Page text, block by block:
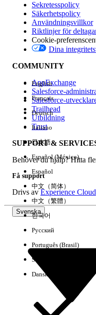
Version
Händelse
Sekretesspolicy
Säkerhetspolicy
Användningsvillkor
Riktlinjer för
Cookie-
Dina
COMMUNITY
AppExchange
Salesforce-
Salesforce-
Trailhead
Utbildning
Trust
SUPPORT &
Behöver du hjälp? Hitta
Få support
Drivs avExperience Cloud
Svenska
English
Français
Deutsch
Italiano
日本語
Español (México)
Español
中文（简体）
中文（繁體）
한국어
Русский
Português (Brasil)
Suomi
Dansk